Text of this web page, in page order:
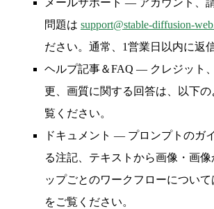
メールサポート — アカウント、
問題は support@stable-diffusion-
ださい。通常、1営業日以内に返
ヘルプ記事＆FAQ — クレジット
更、画質に関する回答は、以下
覧ください。
ドキュメント — プロンプトのガ
る注記、テキストから画像・画
ップごとのワークフローについて
をご覧ください。